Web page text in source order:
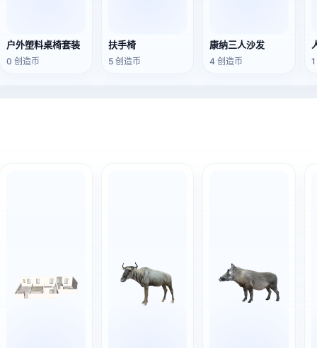
户外塑料桌椅套装
0 创造币
扶手椅
5 创造币
康纳三人沙发
4 创造币